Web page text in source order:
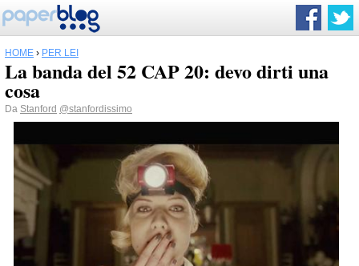
HOME › PER LEI
La banda del 52 CAP 20: devo dirti una
cosa
Da Stanford @stanfordissimo